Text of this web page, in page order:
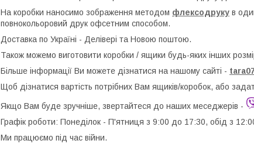
На коробки наносимо зображення методом флексодруку в
повнокольоровий друк офсетним способом.
Доставка по Україні - Делівері та Новою поштою.
Також можемо виготовити коробки / ящики будь-яких інших
Більше інформації Ви можете дізнатися на нашому сайті - t
Щоб дізнатися вартість потрібних Вам ящиків/коробок, або
Якщо Вам буде зручніше, звертайтеся до наших меседжерів -
Графік роботи: Понеділок - П'ятниця з 9:00 до 17:30, обід з
Ми працюємо під час війни.